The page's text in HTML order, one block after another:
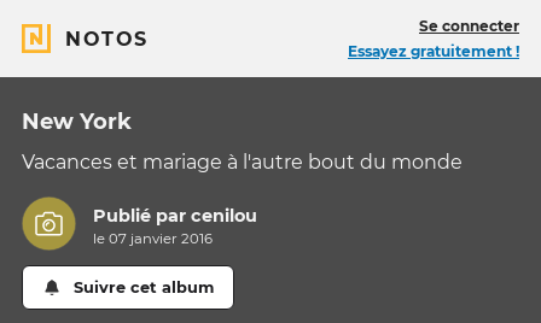
NOTOS
Se connecter
Essayez gratuitement !
New York
Vacances et mariage à l'autre bout du monde
Publié parcenilou
le 07 janvier 2016
Suivre cet album